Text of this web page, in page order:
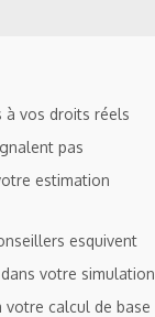
à vos droits réels
pas
estimation
esquivent
votre simulation
votre calcul de base